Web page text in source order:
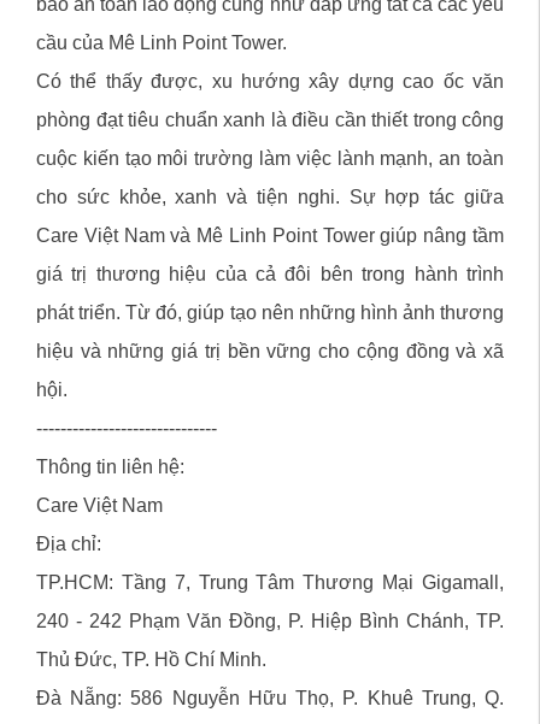
cầu của Mê Linh Point Tower.
Có thể thấy được, xu hướng xây dựng cao ốc văn
phòng đạt tiêu chuẩn xanh là điều cần thiết trong công
cuộc kiến tạo môi trường làm việc lành mạnh, an toàn
cho sức khỏe, xanh và tiện nghi. Sự hợp tác giữa
Care Việt Nam và Mê Linh Point Tower giúp nâng tầm
giá trị thương hiệu của cả đôi bên trong hành trình
phát triển. Từ đó, giúp tạo nên những hình ảnh thương
hiệu và những giá trị bền vững cho cộng đồng và xã
hội.
------------------------------
Thông tin liên hệ:
Care Việt Nam
Địa chỉ:
TP.HCM: Tầng 7, Trung Tâm Thương Mại Gigamall,
240 - 242 Phạm Văn Đồng, P. Hiệp Bình Chánh, TP.
Thủ Đức, TP. Hồ Chí Minh.
Đà Nẵng: 586 Nguyễn Hữu Thọ, P. Khuê Trung, Q.